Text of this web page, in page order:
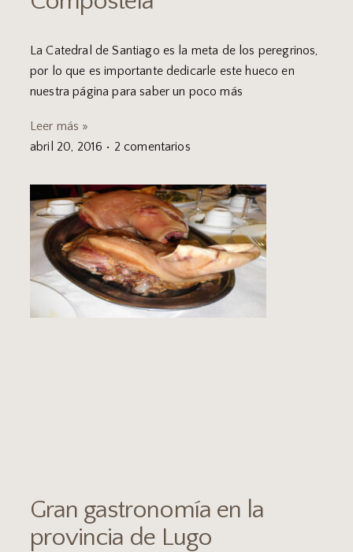
La Catedral de Santiago es la meta de los peregrinos,
por lo que es importante dedicarle este hueco en
nuestra página para saber un poco más
Leer más »
abril 20, 2016
2 comentarios
Gran gastronomía en la
provincia de Lugo